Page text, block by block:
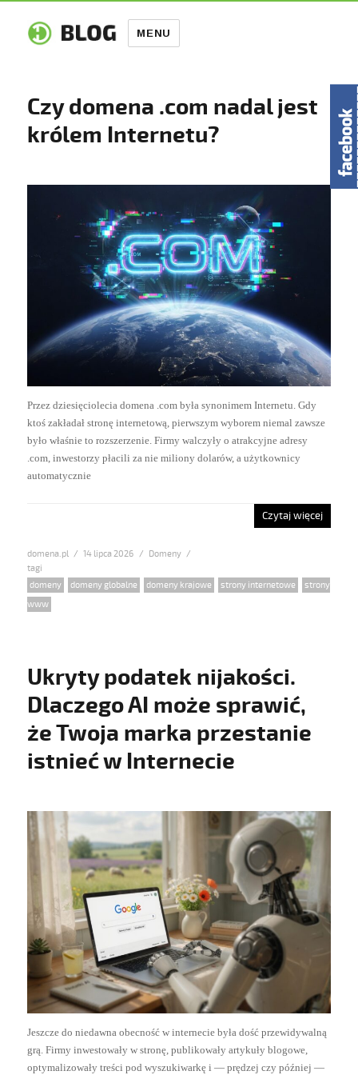
MENU
Czy domena .com nadal jest
królem Internetu?
Przez dziesięciolecia domena .com była synonimem Internetu. Gdy
ktoś zakładał stronę internetową, pierwszym wyborem niemal zawsze
było właśnie to rozszerzenie. Firmy walczyły o atrakcyjne adresy
.com, inwestorzy płacili za nie miliony dolarów, a użytkownicy
automatycznie
Czytaj więcej
domena.pl
Posted
14 lipca 2026 Categories
Domeny
Tags
domeny domeny globalne domeny krajowe strony internetowe
strony
www
Ukryty podatek nijakości.
Dlaczego AI może sprawić,
że Twoja marka przestanie
istnieć w Internecie
Jeszcze do niedawna obecność w internecie była dość przewidywalną
grą. Firmy inwestowały w stronę, publikowały artykuły blogowe,
optymalizowały treści pod wyszukiwarkę i — prędzej czy później —